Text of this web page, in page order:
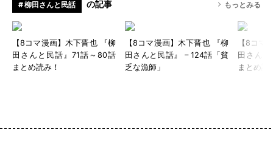
# 柳田さんと民話 の記事 もっとみる
【8コマ漫画】木下晋也 『柳
田さんと民話』71話～80話
まとめ読み！
【8コマ漫画】木下晋也 『柳
田さんと民話』 – 124話「貧
乏な漁師」
【8コマ
田さん
まとめ読